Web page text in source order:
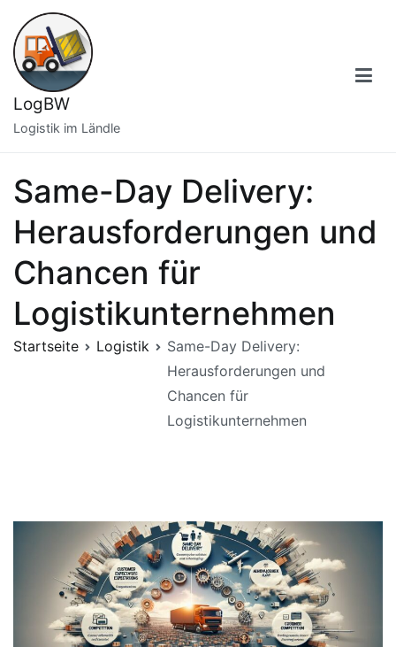
Inhalt
springen
LogBW
Logistik im Ländle
Same-Day Delivery:
Herausforderungen und
Chancen für
Logistikunternehmen
Startseite Logistik
Same-Day Delivery:
Herausforderungen und
Chancen für
Logistikunternehmen